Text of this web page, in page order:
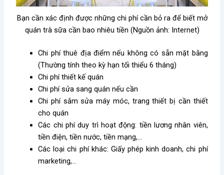
Bạn cần xác định được những chi phí cần bỏ ra để biết mở
quán trà sữa cần bao nhiêu tiền (Nguồn ảnh: Internet)
Chi phí thuê địa điểm nếu không có sẵn mặt bằng
(Thường tính theo kỳ hạn tối thiểu 6 tháng)
Chi phí thiết kế quán
Chi phí sửa sang quán nếu cần
Chi phí sắm sửa máy móc, trang thiết bị cần thiết
cho quán
Các chi phí duy trì hoạt động: tiền lương nhân viên,
tiền điện, tiền nước, tiền mạng,…
Các loại chi phí khác: Giấy phép kinh doanh, chi phí
marketing,…